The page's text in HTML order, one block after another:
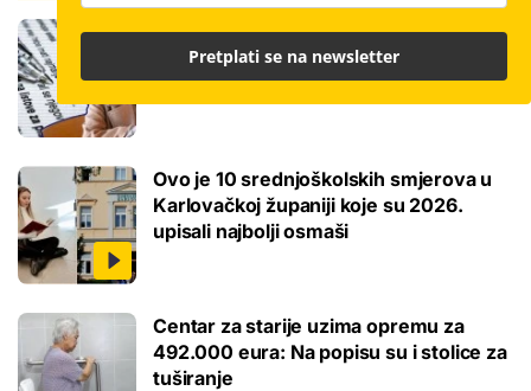
Ove lektire maturanti se najviše boje, a
samo je jednom bila tema eseja i to na
jesenskom roku
Ovo je 10 srednjoškolskih smjerova u
Karlovačkoj županiji koje su 2026.
upisali najbolji osmaši
Centar za starije uzima opremu za
492.000 eura: Na popisu su i stolice za
tuširanje
Pretplati se na newsletter